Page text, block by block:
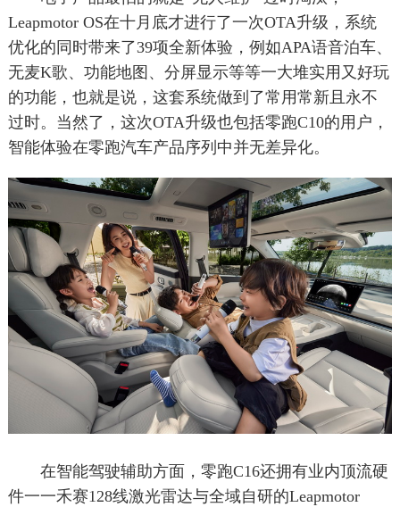
Leapmotor OS在十月底才进行了一次OTA升级，系统
优化的同时带来了39项全新体验，例如APA语音泊车、
无麦K歌、功能地图、分屏显示等等一大堆实用又好玩
的功能，也就是说，这套系统做到了常用常新且永不
过时。当然了，这次OTA升级也包括零跑C10的用户，
智能体验在零跑汽车产品序列中并无差异化。
在智能驾驶辅助方面，零跑C16还拥有业内顶流硬
件一一禾赛128线激光雷达与全域自研的Leapmotor